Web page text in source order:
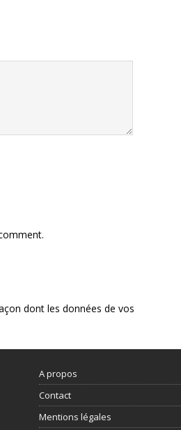
dont les données de vos
A propos
Contact
Mentions légales